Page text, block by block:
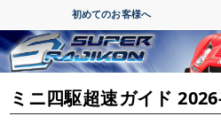
初めてのお客様へ
ミニ四駆超速ガイド